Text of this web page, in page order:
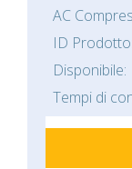
AC
ID Prodotto:
Disponibile:
Tempi di